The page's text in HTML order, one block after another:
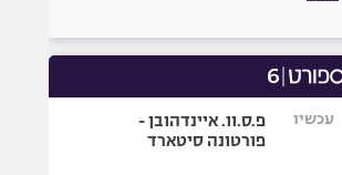
עכשיו
פ.ס.וו. איינדהובן -
פורטונה סיטארד